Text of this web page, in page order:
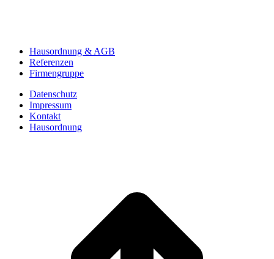
Hausordnung & AGB
Referenzen
Firmengruppe
Datenschutz
Impressum
Kontakt
Hausordnung